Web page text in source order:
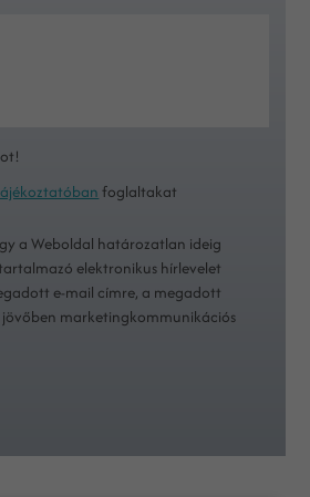
foglaltakat
a Weboldal határozatlan ideig
elektronikus hírlevelet
e-mail címre, a megadott
jövőben marketingkommunikációs